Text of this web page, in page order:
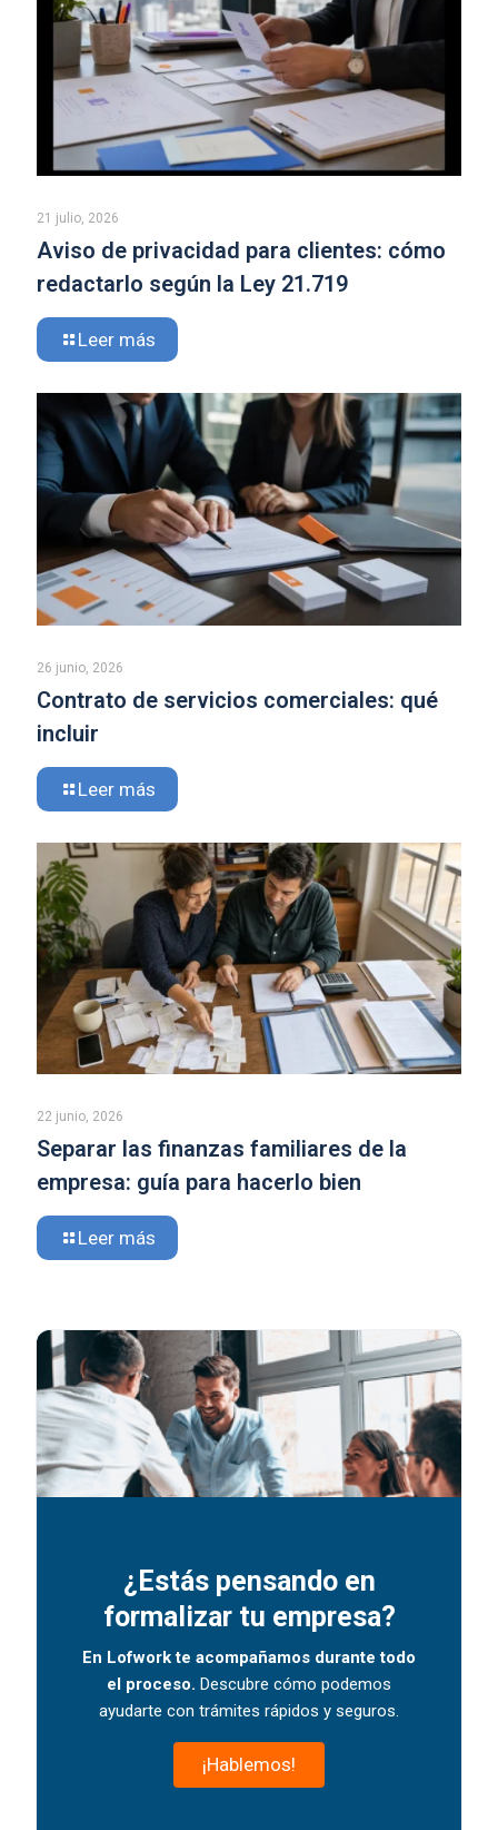
21 julio, 2026
Aviso de privacidad para clientes: cómo
redactarlo según la Ley 21.719
Leer más
26 junio, 2026
Contrato de servicios comerciales: qué
incluir
Leer más
22 junio, 2026
Separar las finanzas familiares de la
empresa: guía para hacerlo bien
Leer más
¿Estás pensando en
formalizar tu empresa?
En Lofwork te acompañamos durante todo
el proceso. Descubre cómo podemos
ayudarte con trámites rápidos y seguros.
¡Hablemos!